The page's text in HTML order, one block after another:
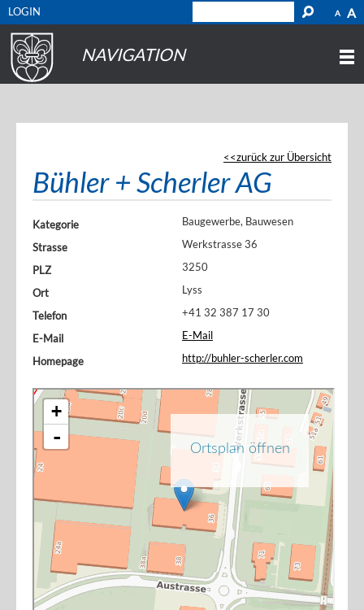
A A
LOGIN
NAVIGATION
zurück zur Übersicht
Bühler + Scherler AG
Kategorie
Baugewerbe, Bauwesen
Strasse
Werkstrasse 36
PLZ
3250
Ort
Lyss
Telefon
+41 32 387 17 30
E-Mail
E-Mail
Homepage
http://buhler-scherler.com